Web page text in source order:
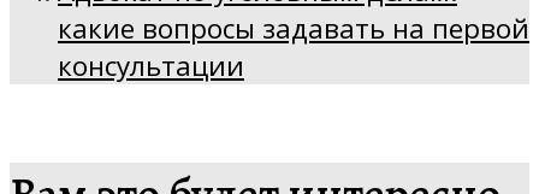
какие вопросы задавать на первой
консультации